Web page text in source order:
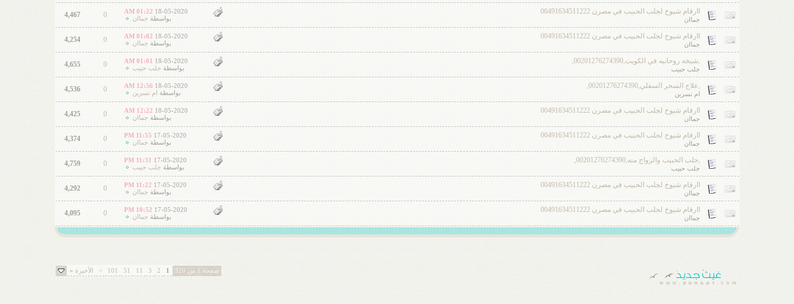
اارقام شيوخ لجلب الحبيب في مصرن 00491634511222
جماان
18-05-2020
01:22 AM
بواسطة جماان 0
4,467
اارقام شيوخ لجلب الحبيب في مصرن 00491634511222
جماان
18-05-2020
01:02 AM
بواسطة جماان 0
4,254
,شيخه روحانيه في الكويت,00201276274390,
جلب حبيب
18-05-2020
01:01 AM
بواسطة جلب حبيب 0
4,655
,علاج السحر السفلي,00201276274390,
ام نسرين
18-05-2020
12:56 AM
بواسطة
ام نسرين 0
4,536
اارقام شيوخ لجلب الحبيب في مصرن 00491634511222
جماان
18-05-2020
12:22 AM
بواسطة جماان 0
4,425
اارقام شيوخ لجلب الحبيب في مصرن 00491634511222
جماان
17-05-2020
11:55 PM
بواسطة جماان 0
4,374
,جلب الحبيب والزواج منه,00201276274390,
جلب حبيب
17-05-2020
11:31 PM
بواسطة جلب حبيب 0
4,759
اارقام شيوخ لجلب الحبيب في مصرن 00491634511222
جماان
17-05-2020
11:22 PM
بواسطة جماان 0
4,292
اارقام شيوخ لجلب الحبيب في مصرن 00491634511222
جماان
17-05-2020
10:52 PM
بواسطة جماان 0
4,095
صفحة 1 من 320 1
2
3
11
51
101
> الأخيرة »